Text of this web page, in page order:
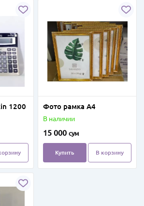
1200 Фото рамка А4
В наличии
15 000 сум
Купить В корзину